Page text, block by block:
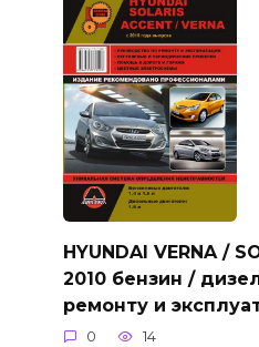
HYUNDAI VERNA /
2010 бензин /
ремонту и
0 14